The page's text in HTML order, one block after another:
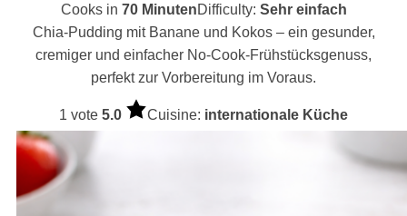
Cooks in 70 MinutenDifficulty: Sehr einfach
Chia-Pudding mit Banane und Kokos – ein gesunder,
cremiger und einfacher No-Cook-Frühstücksgenuss,
perfekt zur Vorbereitung im Voraus.
1 vote 5.0 Cuisine: internationale Küche